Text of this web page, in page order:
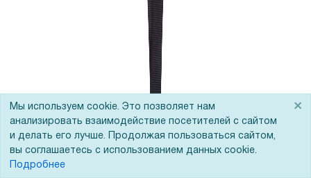
Мы используем cookie. Это позволяет нам
анализировать взаимодействие посетителей с сайтом
и делать его лучше. Продолжая пользоваться сайтом,
вы соглашаетесь с использованием данных cookie.
Подробнее
×